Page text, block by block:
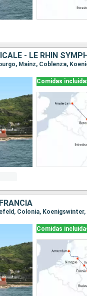
Mainz, Coblenza,
Comidas
Colonia,
Comidas